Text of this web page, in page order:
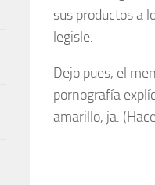
sus productos a
legisle.
Dejo pues, el
pornografía
amarillo, ja.